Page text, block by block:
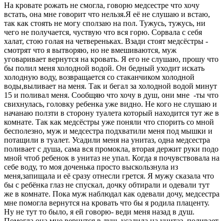
На кровате рожать не смогла, говорю медсестре что хочу
встать, она мне говорит что нельзя.Я её не слушаю и встаю,
так как стоять не могу сползаю на пол. Тужусь, тужусь, ни
чего не получается, чуствую что вся горю. Сорвала с себя
халат, стою голая на четвереньках. Взади стоят медсёстры -
смотрят что я вытворяю, но не вмешиваются, муж
уговаривает вернутся на кровать. Я его не слушаю, прошу что
бы полил меня холодной водой. Он бедный уходит искать
холодную воду, возвращается со стаканчиком холодной
воды,выливает на меня. Так и бегал за холодной водой минут
15 и поливал меня. Сообщяю что хочу в душ, они мне -ты что
свихнулась, головку ребенка уже видно. Не кого не слушаю и
начанаю ползти в сторону туалета который находится тут же в
комнате. Так как медсёстры уже поняли что спорить со мной
бесполезно, муж и медсестра подхватили меня под мышки и
потащили в туалет. Усадили меня на унитаз, одна медсестра
поливает с душа, сама вся промокла, вторая держит руки подо
мной чтоб ребенок в унитаз не упал. Когда я почувствовала на
себе воду, то моя доченька просто выскользнула из
меня,запищала и её сразу отнесли грется. Я мужу сказала что
бы с ребёнка глаз не спускал, дочку обтирали и одевали тут
же в комнате. Пока муж наблюдал как одевали дочу, медсестра
мне помогла вернутся на кровать что бы я родила плаценту.
Ну не тут то было, я ей говорю- веди меня назад в душ.